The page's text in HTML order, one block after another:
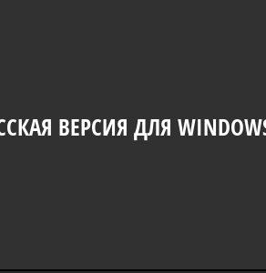
ВЕРСИЯ ДЛЯ